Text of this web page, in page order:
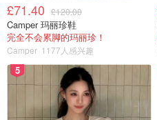
£71.40 £120.00
Camper 玛丽珍鞋
完全不会累脚的玛丽珍！
Camper 1177人感兴趣
5